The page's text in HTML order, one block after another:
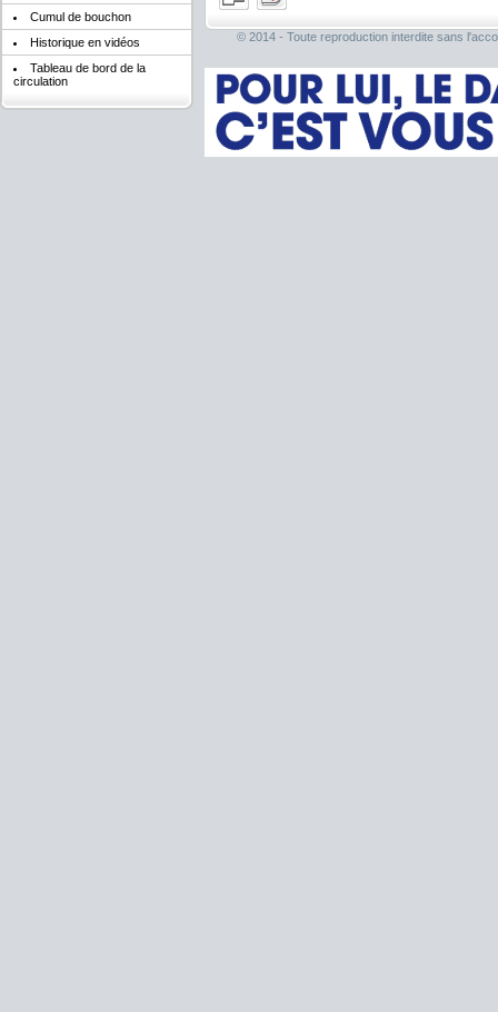
Cumul de bouchon
Historique en vidéos
Tableau de bord de la
circulation
© 2014 - Toute reproduction interdite sans